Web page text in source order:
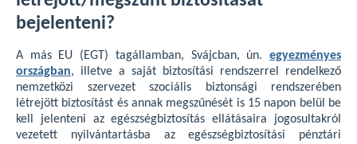
bejelenteni?
A más EU (EGT) tagállamban, Svájcban, ún. egyezményes
országban, illetve a saját biztosítási rendszerrel rendelkező
nemzetközi szervezet szociális biztonsági rendszerében
létrejött biztosítást és annak megszűnését is 15 napon belül be
kell jelenteni az egészségbiztosítás ellátásaira jogosultakról
vezetett nyilvántartásba az egészségbiztosítási pénztári